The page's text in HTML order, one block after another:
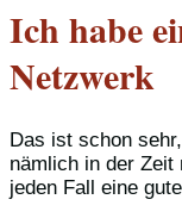
Ich habe
Netzwerk
Das ist schon
nämlich in der Zeit
jeden Fall eine